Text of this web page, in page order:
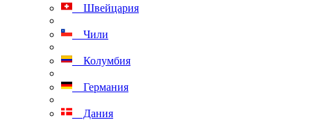
Швейцария
Чили
Колумбия
Германия
Дания